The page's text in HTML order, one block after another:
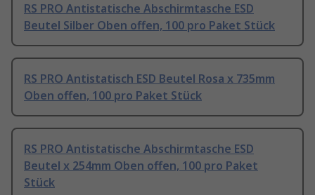
RS PRO Antistatische Abschirmtasche ESD
Beutel Silber Oben offen, 100 pro Paket Stück
RS PRO Antistatisch ESD Beutel Rosa x 735mm
Oben offen, 100 pro Paket Stück
RS PRO Antistatische Abschirmtasche ESD
Beutel x 254mm Oben offen, 100 pro Paket
Stück